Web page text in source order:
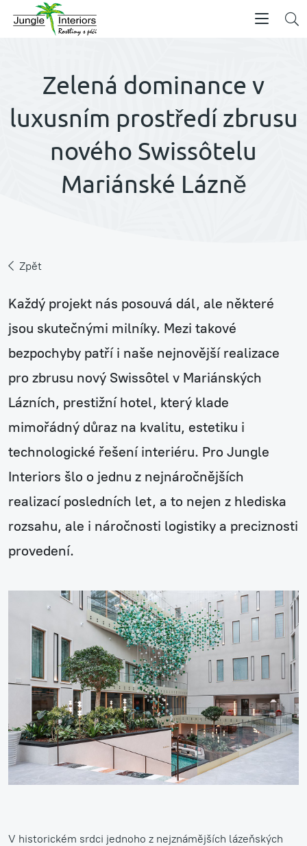
Zelená dominance v
luxusním prostředí zbrusu
nového Swissôtelu
Mariánské Lázně
Zpět
Každý projekt nás posouvá dál, ale některé
jsou skutečnými milníky. Mezi takové
bezpochyby patří i naše nejnovější realizace
pro zbrusu nový Swissôtel v Mariánských
Lázních, prestižní hotel, který klade
mimořádný důraz na kvalitu, estetiku i
technologické řešení interiéru. Pro Jungle
Interiors šlo o jednu z nejnáročnějších
realizací posledních let, a to nejen z hlediska
rozsahu, ale i náročnosti logistiky a preciznosti
provedení.
V historickém srdci jednoho z nejznámějších lázeňských